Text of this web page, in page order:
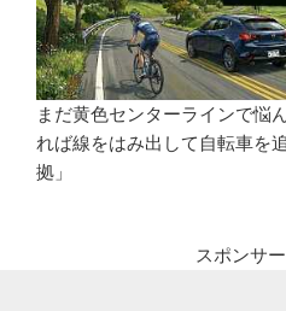
まだ黄色センターラインで悩
れば線をはみ出して自転車を
拠」
スポンサ